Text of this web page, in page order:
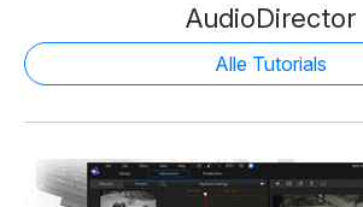
AudioDirector
Alle Tutorials